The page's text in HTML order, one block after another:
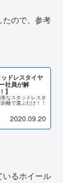
たので、参考
ドレスタイヤ
社員が解
】
なスタッドレスタ
離で選ぶだけ！！
2020.09.20
いるホイール